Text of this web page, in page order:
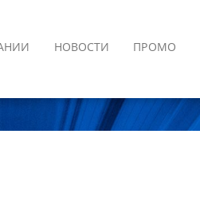
НОВОСТИ ПРОМО